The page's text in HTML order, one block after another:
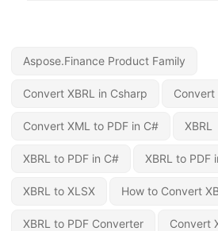
Aspose.Finance Product Family
Convert XBRL in Csharp Convert
Convert XML to PDF in C# XBRL
XBRL to PDF in C# XBRL to PDF
XBRL to XLSX How to Convert
XBRL to PDF Converter Convert